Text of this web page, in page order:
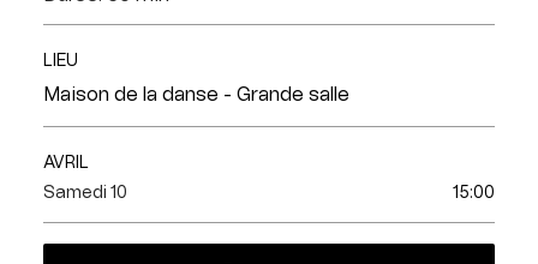
LIEU
Maison de la danse - Grande salle
AVRIL
Samedi 10
15:00